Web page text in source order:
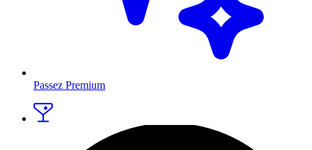
Passez Premium